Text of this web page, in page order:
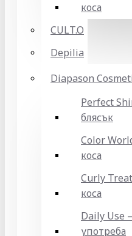
коса
CULT.O
Depilia
Diapason
Perfect
блясък
Color
коса
Curly
коса
Daily Use
употреба